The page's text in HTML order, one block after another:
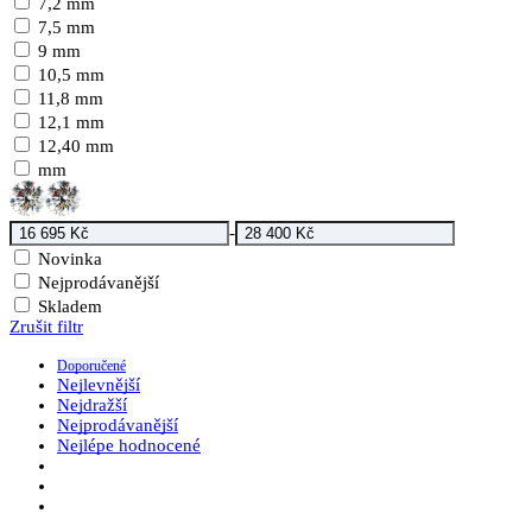
7,5 mm
9 mm
10,5 mm
11,8 mm
12,1 mm
12,40 mm
mm
-
Novinka
Nejprodávanější
Skladem
Zrušit filtr
Doporučené
Nejlevnější
Nejdražší
Nejprodávanější
Nejlépe hodnocené